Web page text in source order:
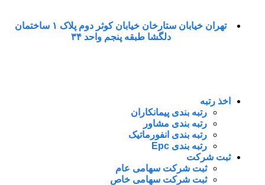
تهران خیابان ستارخان خیابان کوثر دوم پلاک ۱ ساختمان
دلگشا طبقه پنجم واحد ۳۴
اخذ رتبه
رتبه بندی پیمانکاران
رتبه بندی مشاور
رتبه بندی انفورماتیک
رتبه بندی Epc
ثبت شرکت
ثبت شرکت سهامی عام
ثبت شرکت سهامی خاص